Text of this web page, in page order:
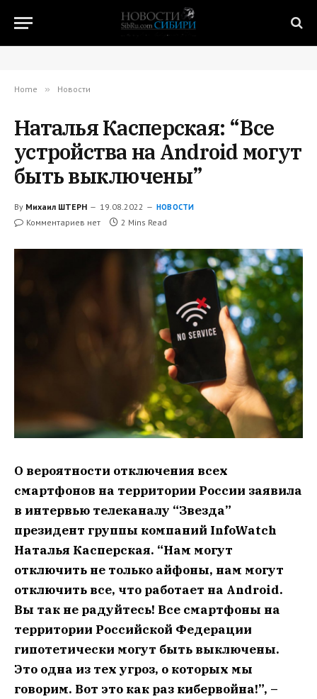
Home » Новости
Наталья Касперская: “Все
устройства на Android могут
быть выключены”
By Михаил ШТЕРН 19.08.2022 НОВОСТИ
Комментариев нет 2 Mins Read
О вероятности отключения всех
смартфонов на территории России заявила
в интервью телеканалу “Звезда”
президент группы компаний InfoWatch
Наталья Касперская. “Нам могут
отключить не только айфоны, нам могут
отключить все, что работает на Android.
Вы так не радуйтесь! Все смартфоны на
территории Российской Федерации
гипотетически могут быть выключены.
Это одна из тех угроз, о которых мы
говорим. Вот это как раз кибервойна!”, –